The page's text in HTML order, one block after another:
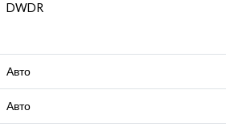
DWDR
Авто
Авто